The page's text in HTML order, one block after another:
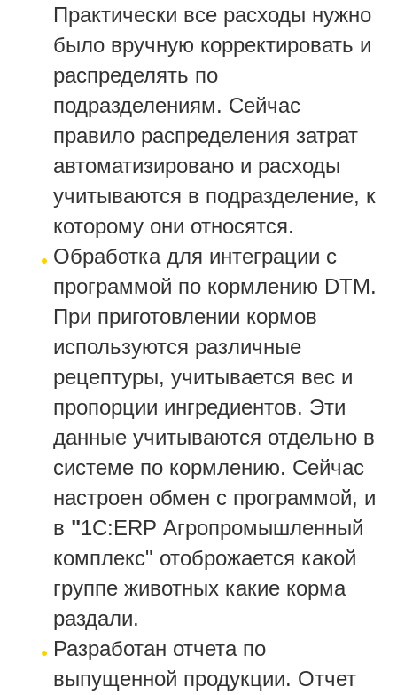
Практически все расходы нужно
было вручную корректировать и
распределять по
подразделениям. Сейчас
правило распределения затрат
автоматизировано и расходы
учитываются в подразделение, к
которому они относятся.
Обработка для интеграции с
программой по кормлению DTM.
При приготовлении кормов
используются различные
рецептуры, учитывается вес и
пропорции ингредиентов. Эти
данные учитываются отдельно в
системе по кормлению. Сейчас
настроен обмен с программой, и
в "1С:ERP Агропромышленный
комплекс" отоброжается какой
группе животных какие корма
раздали.
Разработан отчета по
выпущенной продукции. Отчет